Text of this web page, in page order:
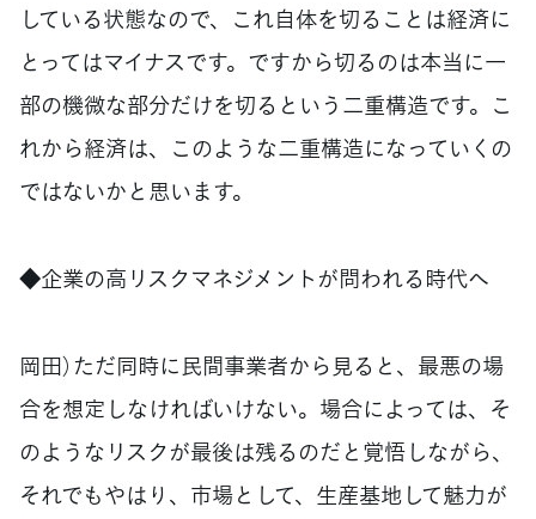
している状態なので、これ自体を切ることは経済に
とってはマイナスです。ですから切るのは本当に一
部の機微な部分だけを切るという二重構造です。こ
れから経済は、このような二重構造になっていくの
ではないかと思います。
◆企業の高リスクマネジメントが問われる時代へ
岡田）ただ同時に民間事業者から見ると、最悪の場
合を想定しなければいけない。場合によっては、そ
のようなリスクが最後は残るのだと覚悟しながら、
それでもやはり、市場として、生産基地して魅力が